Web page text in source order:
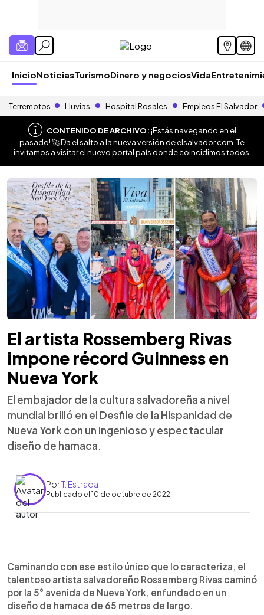
InicioNoticiasTurismoDinero y negociosVida
Terremotos Lluvias Hospital Rosales Empleos El Salvador
CONTENIDO DE ARCHIVO:¡Estás navegando en el
pasado! 🚀 Da el salto a la nueva versión deelsalvador.com . Te
invitamos a visitar el nuevo portal país donde coincidimos todos.
El artista Rossemberg Rivas
impone récord Guinness en
Nueva York
El embajador de la cultura salvadoreña a nivel
mundial brilló en el Desfile de la Hispanidad de
Nueva York con un ingenioso y espectacular
diseño de hamaca.
PorT. Estrada
Publicado el 10 de octubre de 2022
Escuchar artículo
Caminando con ese estilo único que lo caracteriza, el
talentoso artista salvadoreño Rossemberg Rivas caminó
por la 5° avenida de Nueva York, enfundado en un
diseño de hamaca de 65 metros de largo.